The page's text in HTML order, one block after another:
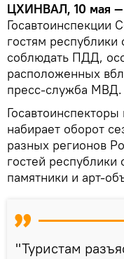
ЦХИНВАЛ, 10 мая —
Госавтоинспекции
гостям республики
соблюдать ПДД,
расположенных
пресс-служба МВД.
набирает оборот
разных регионов
гостей республики
памятники и арт-
"Туристам